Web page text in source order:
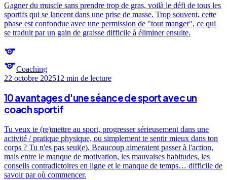
Gagner du muscle sans prendre trop de gras, voilà le défi de tous les
sportifs qui se lancent dans une prise de masse. Trop souvent, cette
phase est confondue avec une permission de "tout manger", ce qui
se traduit par un gain de graisse difficile à éliminer ensuite.
sports
sportsCoaching
22 octobre 202512 min de lecture
10 avantages d'une séance de sport avec un
coach sportif
Tu veux te (re)mettre au sport, progresser sérieusement dans une
activité / pratique physique, ou simplement te sentir mieux dans ton
corps ? Tu n'es pas seul(e). Beaucoup aimeraient passer à l'action,
mais entre le manque de motivation, les mauvaises habitudes, les
conseils contradictoires en ligne et le manque de temps… difficile de
savoir par où commencer.